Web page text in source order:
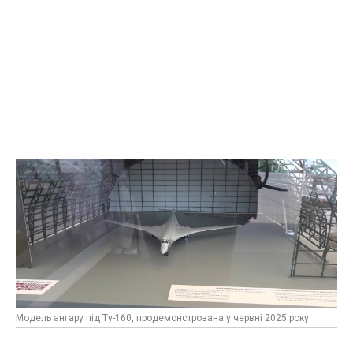
Модель ангару під Ту-160, продемонстрована у червні 2025 року